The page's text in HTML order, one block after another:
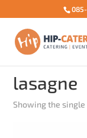
lasagne
Showing the